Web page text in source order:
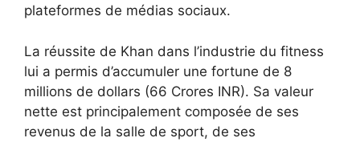
plateformes de médias sociaux.
La réussite de Khan dans l’industrie du fitness
lui a permis d’accumuler une fortune de 8
millions de dollars (66 Crores INR). Sa valeur
nette est principalement composée de ses
revenus de la salle de sport, de ses